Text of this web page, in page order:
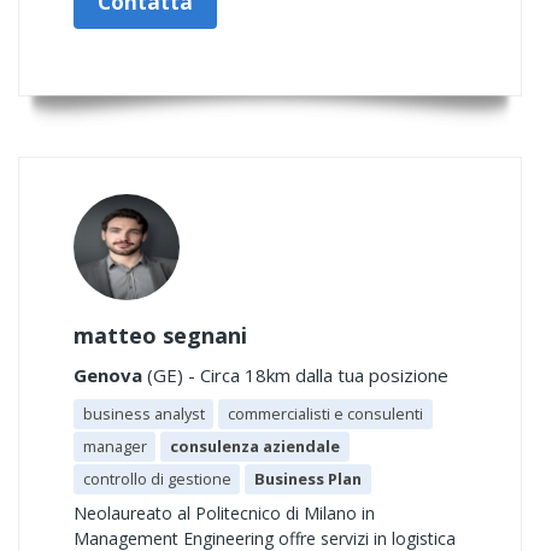
matteo segnani
Genova (GE) - Circa 18km dalla tua posizione
business analyst
commercialisti e consulenti
manager
consulenza aziendale
controllo di gestione
Business Plan
Neolaureato al Politecnico di Milano in
Management Engineering offre servizi in logistica